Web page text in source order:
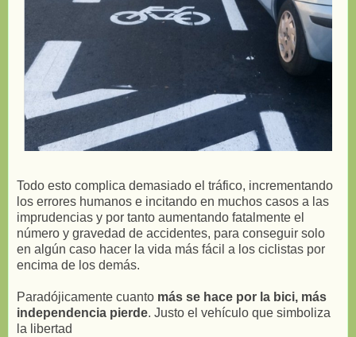
Todo esto complica demasiado el tráfico, incrementando
los errores humanos e incitando en muchos casos a las
imprudencias y por tanto aumentando fatalmente el
número y gravedad de accidentes, para conseguir solo
en algún caso hacer la vida más fácil a los ciclistas por
encima de los demás.
Paradójicamente cuanto más se hace por la bici, más
independencia pierde. Justo el vehículo que simboliza
la libertad